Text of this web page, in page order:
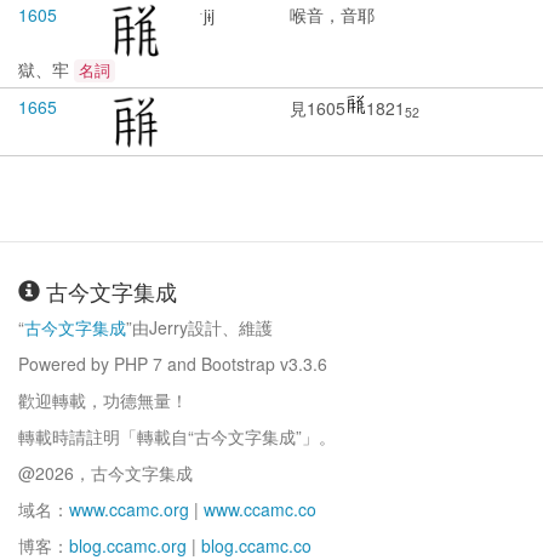
1605 ˑjɨj 喉音，音耶
獄、牢 名詞
1665 見1605 1821 52
古今文字集成
“古今文字集成”由Jerry設計、維護
Powered by PHP 7 and Bootstrap v3.3.6
歡迎轉載，功德無量！
轉載時請註明「轉載自“古今文字集成”」。
@2026，古今文字集成
域名： www.ccamc.org | www.ccamc.co
博客： blog.ccamc.org | blog.ccamc.co